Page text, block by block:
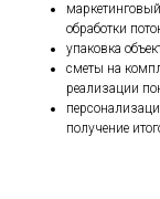
обработки
упаковка
сметы на
реализации
получение